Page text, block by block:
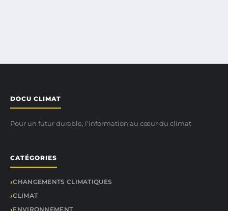
DOCU CLIMAT
Pour un futur durable, l'information au cœur du climat
CATÉGORIES
CHANGEMENTS CLIMATIQUES
CLIMAT
ENVIRONNEMENT